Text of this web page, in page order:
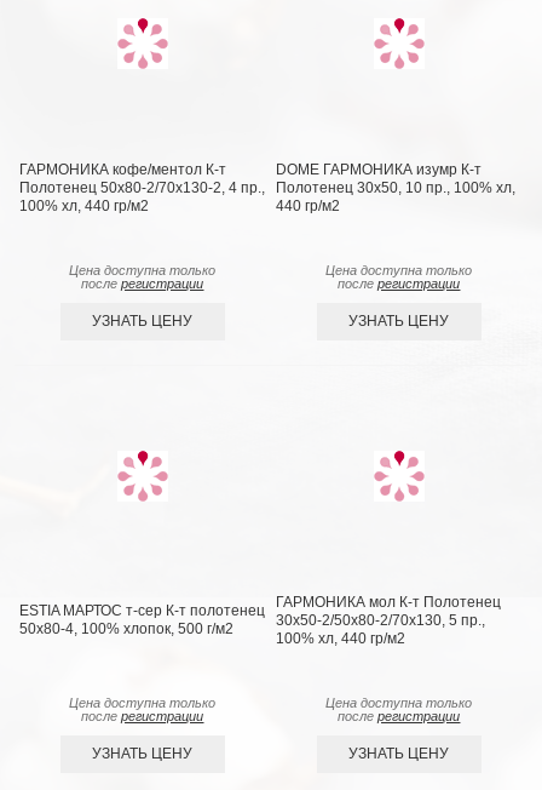
ГАРМОНИКА кофе/ментол К-т
Полотенец 50х80-2/70х130-2, 4 пр.,
100% хл, 440 гр/м2
Цена доступна только
послерегистрации
УЗНАТЬ ЦЕНУ
DOME ГАРМОНИКА изумр К-т
Полотенец 30х50, 10 пр., 100% хл,
440 гр/м2
Цена доступна только
послерегистрации
УЗНАТЬ ЦЕНУ
ESTIA МАРТОС т-сер К-т полотенец
50х80-4, 100% хлопок, 500 г/м2
Цена доступна только
послерегистрации
УЗНАТЬ ЦЕНУ
ГАРМОНИКА мол К-т Полотенец
30х50-2/50х80-2/70х130, 5 пр.,
100% хл, 440 гр/м2
Цена доступна только
послерегистрации
УЗНАТЬ ЦЕНУ